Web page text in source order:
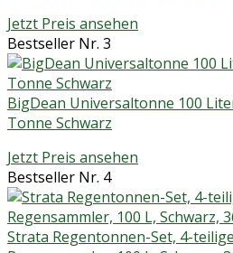
Jetzt Preis ansehen
Bestseller Nr. 3
BigDean Universaltonne 100
Tonne Schwarz
Jetzt Preis ansehen
Bestseller Nr. 4
Strata Regentonnen-Set, 4-